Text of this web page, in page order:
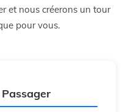
et nous créerons un tour
pour vous.